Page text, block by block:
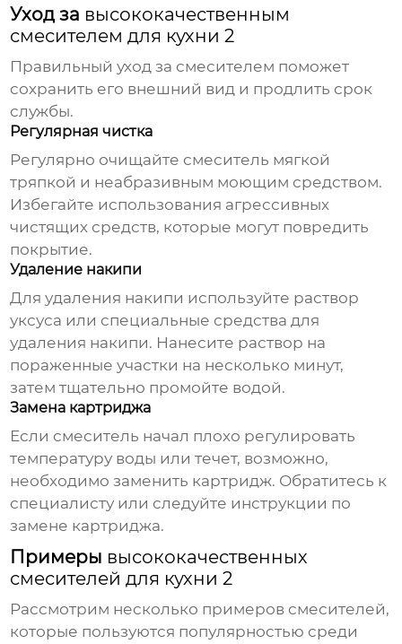
Уход за высококачественным
смесителем для кухни 2
Правильный уход за смесителем поможет
сохранить его внешний вид и продлить срок
службы.
Регулярная чистка
Регулярно очищайте смеситель мягкой
тряпкой и неабразивным моющим средством.
Избегайте использования агрессивных
чистящих средств, которые могут повредить
покрытие.
Удаление накипи
Для удаления накипи используйте раствор
уксуса или специальные средства для
удаления накипи. Нанесите раствор на
пораженные участки на несколько минут,
затем тщательно промойте водой.
Замена картриджа
Если смеситель начал плохо регулировать
температуру воды или течет, возможно,
необходимо заменить картридж. Обратитесь к
специалисту или следуйте инструкции по
замене картриджа.
Примеры высококачественных
смесителей для кухни 2
Рассмотрим несколько примеров смесителей,
которые пользуются популярностью среди